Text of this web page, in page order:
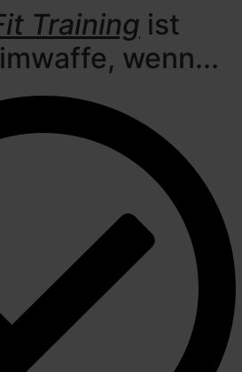
Training ist
wenn...